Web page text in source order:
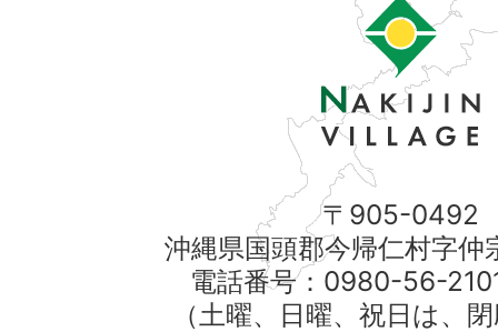
〒905-0492
沖縄県国頭郡今帰仁村字仲
電話番号：0980-56-
（土曜、日曜、祝日は、